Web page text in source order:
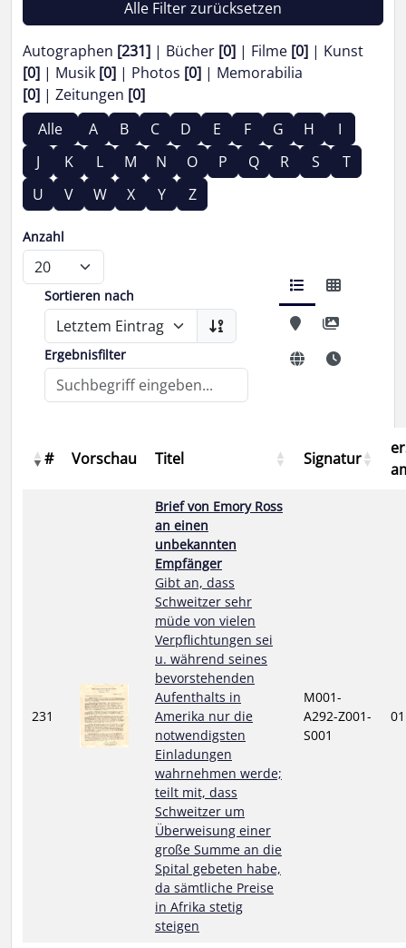
Alle Filter zurücksetzen
Autographen [231] Bücher [0] Filme [0]
Kunst
[0]
Musik [0] Photos [0]
Memorabilia
[0]
Zeitungen [0]
Alle
A B C D E F G H
I
J
K L M N O P Q R S
T
U
V W X Y Z
Anzahl
Sortieren nach
Ergebnisfilter
# Vorschau Titel Signatur
231
Brief von Emory Ross
an einen
unbekannten
Empfänger
Gibt an, dass
Schweitzer sehr
müde von vielen
Verpflichtungen sei
u. während seines
bevorstehenden
Aufenthalts in
Amerika nur die
notwendigsten
Einladungen
wahrnehmen werde;
teilt mit, dass
Schweitzer um
Überweisung einer
große Summe an die
Spital gebeten habe,
da sämtliche Preise
in Afrika stetig
steigen
M001-
A292-Z001-
S001